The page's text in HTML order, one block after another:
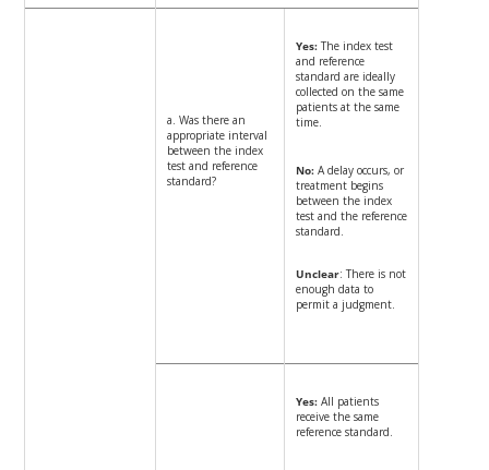
a. Was there an
appropriate interval
between the index
test and reference
standard?
Yes:The index test
and reference
standard are ideally
collected on the same
patients at the same
time.
No:A delay occurs, or
treatment begins
between the index
test and the reference
standard.
Unclear: There is not
enough data to
permit a judgment.
Yes:All patients
receive the same
reference standard.